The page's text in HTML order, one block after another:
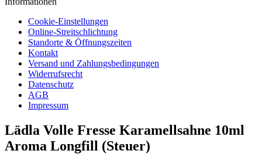
Cookie-Einstellungen
Online-Streitschlichtung
Standorte & Öffnungszeiten
Kontakt
Versand und Zahlungsbedingungen
Widerrufsrecht
Datenschutz
AGB
Impressum
Lädla Volle Fresse Karamellsahne 10ml
Aroma Longfill (Steuer)